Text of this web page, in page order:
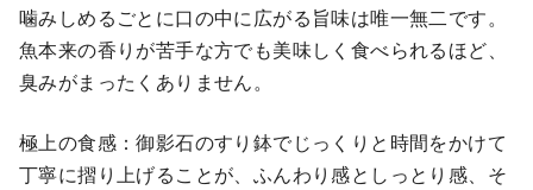
噛みしめるごとに口の中に広がる旨味は唯一無二です。
魚本来の香りが苦手な方でも美味しく食べられるほど、
臭みがまったくありません。
極上の食感：御影石のすり鉢でじっくりと時間をかけて
丁寧に摺り上げることが、ふんわり感としっとり感、そ